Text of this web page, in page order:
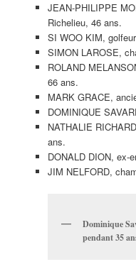
JEAN-PHILIPPE
Richelieu, 46 ans.
SI WOO KIM,
SIMON LAROSE,
ROLAND
66 ans.
MARK GRACE,
DOMINIQUE
NATHALIE
ans.
DONALD DION, ex-
JIM NELFORD,
Dominique
pendant 35